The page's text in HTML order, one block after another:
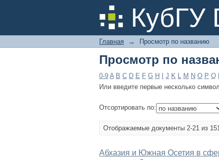
КубГУ
Просмотр по
Главная → Просмотр по названию
Просмотр по
0-9 A B C D E F G H J K L M N O P Q
Или введите первые несколько
Отсортировать по:
Отображаемые документы 2-21 из
Абхазия и Южная Осетия в